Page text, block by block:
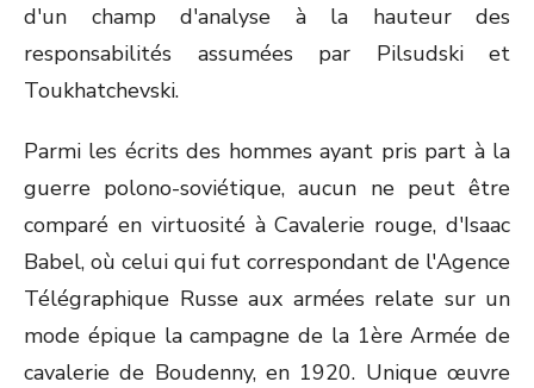
d'un champ d'analyse à la hauteur des
responsabilités assumées par Pilsudski et
Toukhatchevski.
Parmi les écrits des hommes ayant pris part à la
guerre polono-soviétique, aucun ne peut être
comparé en virtuosité à Cavalerie rouge, d'Isaac
Babel, où celui qui fut correspondant de l'Agence
Télégraphique Russe aux armées relate sur un
mode épique la campagne de la 1èreArmée de
cavalerie de Boudenny, en 1920. Unique œuvre